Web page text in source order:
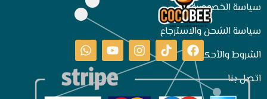
سياسة الخصوصية
سياسة الشحن والاسترجاع
الشروط والأحكام
اتصل بنا